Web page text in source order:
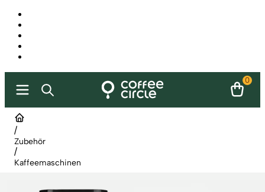
0
/
Zubehör
/
Kaffeemaschinen